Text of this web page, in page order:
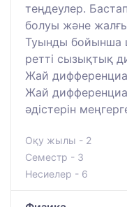
теңдеулер.
болуы және
Туынды бойынша
ретті сызықтық
Жай
Жай
әдістерін
Оқу жылы - 2
Семестр - 3
Несиелер - 6